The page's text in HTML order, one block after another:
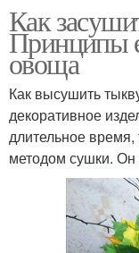
Как
Принципы
овоща
Как высушить
декоративное
длительное время,
методом сушки. Он